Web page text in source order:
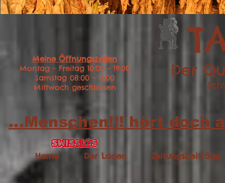
Meine Öffnungszeiten
Montag - Freitag 10:00 - 19:00
Samstag 08:00 - 16:00
Mittwoch geschlossen
Der
...Menschen!!! hört doch
Home Der Laden Zeitungsbeiträge